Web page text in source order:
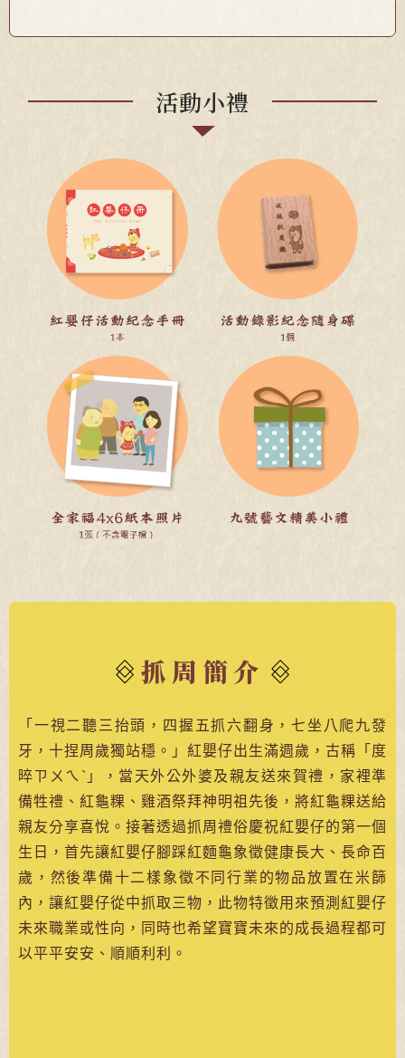
活動小禮
抓周簡介
「一視二聽三抬頭，四握五抓六翻身，七坐八爬九發
牙，十捏周歲獨站穩。」紅嬰仔出生滿週歲，古稱「度
晬ㄗㄨㄟˋ」，當天外公外婆及親友送來賀禮，家裡準
備牲禮、紅龜粿、雞酒祭拜神明祖先後，將紅龜粿送給
親友分享喜悅。接著透過抓周禮俗慶祝紅嬰仔的第一個
生日，首先讓紅嬰仔腳踩紅麵龜象徵健康長大、長命百
歲，然後準備十二樣象徵不同行業的物品放置在米篩
內，讓紅嬰仔從中抓取三物，此物特徵用來預測紅嬰仔
未來職業或性向，同時也希望寶寶未來的成長過程都可
以平平安安、順順利利。